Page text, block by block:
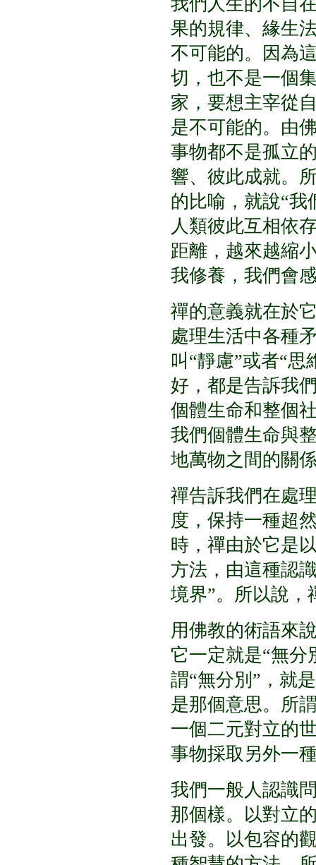
果的規律、緣生
不可能的。因為
切，也不是一個
家，要想主宰從
是不可能的。由
事物都不是孤立
響、彼此成就。
的比喻，就說“我
人類彼此互相依
距離，越來越縮
我修養，我們會
禪的意義就在於
處理生活中各種
叫 “靜慮”或者“思
好，都是告訴我
個體生命和整個
我們個體生命與
地萬物之間的關
禪告訴我們在處
度，保持一種超
時，禪由於它是
方法，由這種認
境界”。所以說，
用佛教的術語來
它一定就是“無分
謂“無分別 ” ，就
是那個意思。所
一個二元對立的
事物採取另外一
我們一般人認識
那個樣。以對立
出發。以包容的